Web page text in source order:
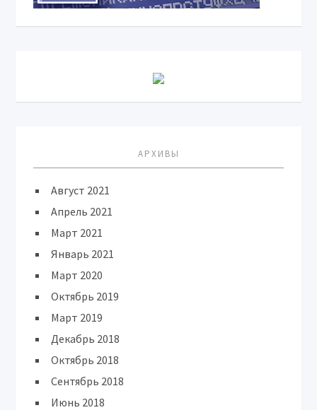
АРХИВЫ
Август 2021
Апрель 2021
Март 2021
Январь 2021
Март 2020
Октябрь 2019
Март 2019
Декабрь 2018
Октябрь 2018
Сентябрь 2018
Июнь 2018